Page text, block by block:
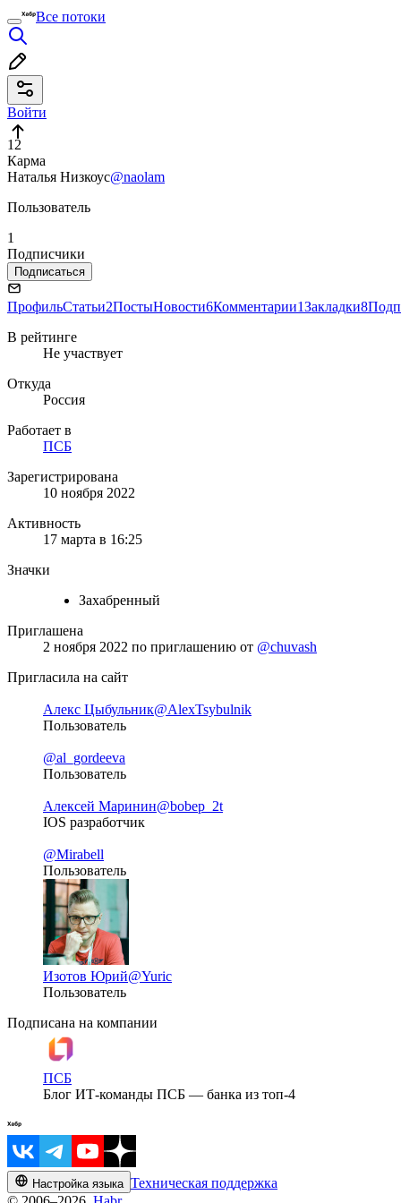
Все потоки
Войти
12
Карма
Наталья Низкоус@naolam
Пользователь
1
Подписчики
Подписаться
ПрофильСтатьи2ПостыНовости6Комментарии1Закладки8
В рейтинге
Не участвует
Откуда
Россия
Работает в
ПСБ
Зарегистрирована
10 ноября 2022
Активность
17 марта в 16:25
Значки
Захабренный
Приглашена
2 ноября 2022 по приглашению от @chuvash
Пригласила на сайт
Алекс Цыбульник@AlexTsybulnik
Пользователь
@al_gordeeva
Пользователь
Алексей Маринин@bobep_2t
IOS разработчик
@Mirabell
Пользователь
Изотов Юрий@Yuric
Пользователь
Подписана на компании
ПСБ
Блог ИТ-команды ПСБ — банка из топ-4
Настройка языка Техническая поддержка